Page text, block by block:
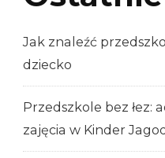
Jak znaleźć
dziecko
Przedszkole bez łez:
zajęcia w Kinder